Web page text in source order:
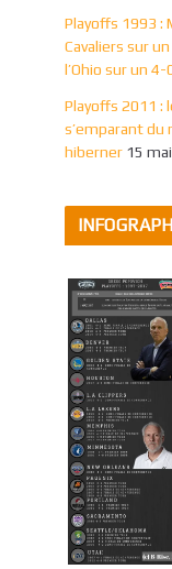
Playoffs 1993 :
Cavaliers sur
l’Ohio sur un 4-
Playoffs 2011 :
s’emparant du
hiberner 15